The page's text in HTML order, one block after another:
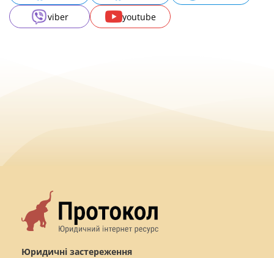
viber
youtube
Юридичні застереження